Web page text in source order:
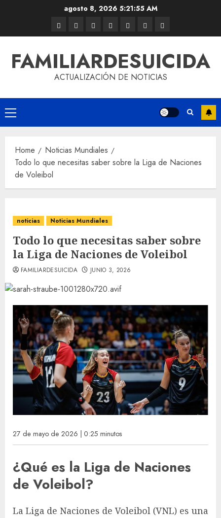
agosto 8, 2026 5:21:56 AM
FAMILIARDESUICIDA
ACTUALIZACIÓN DE NOTICIAS
Home
Noticias Mundiales
Todo lo que necesitas saber sobre la Liga de Naciones
de Voleibol
noticias Noticias Mundiales
Todo lo que necesitas saber sobre
la Liga de Naciones de Voleibol
FAMILIARDESUICIDA JUNIO 3, 2026
27 de mayo de 2026 | 0:25 minutos
¿Qué es la Liga de Naciones
de Voleibol?
La Liga de Naciones de Voleibol (VNL) es una